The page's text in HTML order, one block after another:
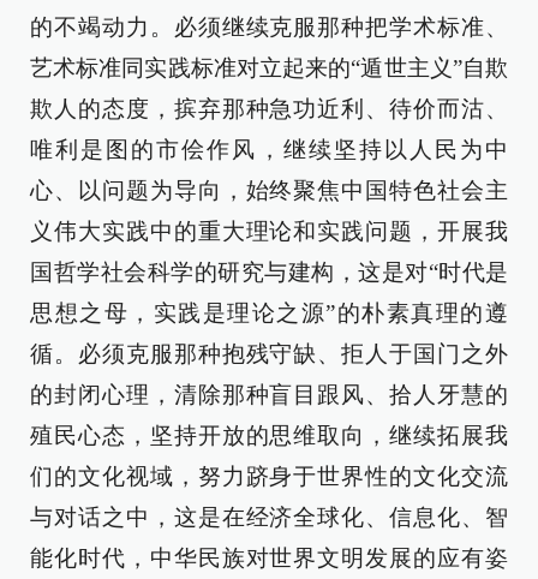
的不竭动力。必须继续克服那种把学术标准、
艺术标准同实践标准对立起来的“遁世主义”自欺
欺人的态度，摈弃那种急功近利、待价而沽、
唯利是图的市侩作风，继续坚持以人民为中
心、以问题为导向，始终聚焦中国特色社会主
义伟大实践中的重大理论和实践问题，开展我
国哲学社会科学的研究与建构，这是对“时代是
思想之母，实践是理论之源”的朴素真理的遵
循。必须克服那种抱残守缺、拒人于国门之外
的封闭心理，清除那种盲目跟风、拾人牙慧的
殖民心态，坚持开放的思维取向，继续拓展我
们的文化视域，努力跻身于世界性的文化交流
与对话之中，这是在经济全球化、信息化、智
能化时代，中华民族对世界文明发展的应有姿